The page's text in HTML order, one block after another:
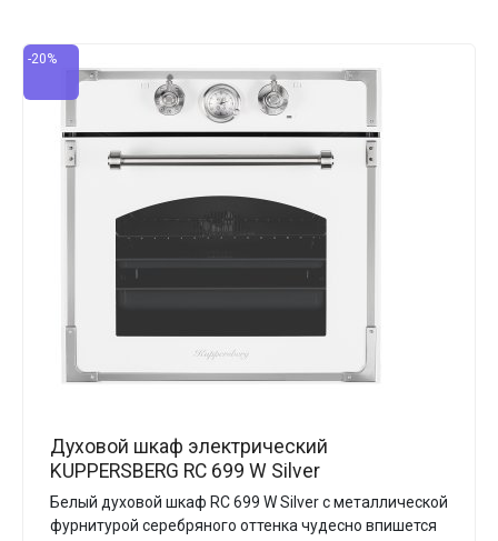
-20%
Духовой шкаф электрический
KUPPERSBERG RC 699 W Silver
Белый духовой шкаф RC 699 W Silver с металлической
фурнитурой серебряного оттенка чудесно впишется